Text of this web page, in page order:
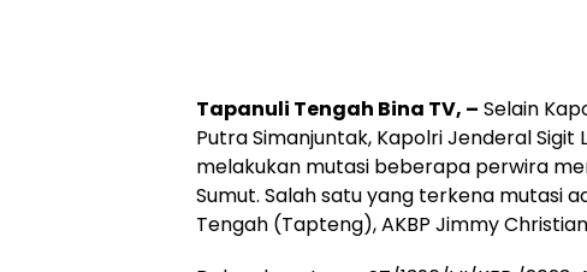
Tapanuli Tengah Bina TV, – Selain
Putra Simanjuntak, Kapolri Jenderal Sigit
melakukan mutasi beberapa perwira
Sumut. Salah satu yang terkena mutasi
Tengah (Tapteng), AKBP Jimmy